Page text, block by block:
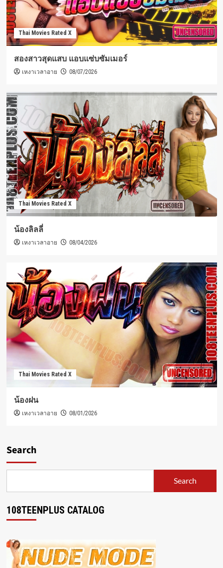
Thai Movies Rated X
สองสาวสุดแสบ แอบแซ่บซัมเมอร์
เหงาเวลาอาย 08/07/2026
Thai Movies Rated X
น้องลิลลี่
เหงาเวลาอาย 08/04/2026
Thai Movies Rated X
น้องฝน
เหงาเวลาอาย 08/01/2026
Search
Search
108TEENPLUS CATALOG